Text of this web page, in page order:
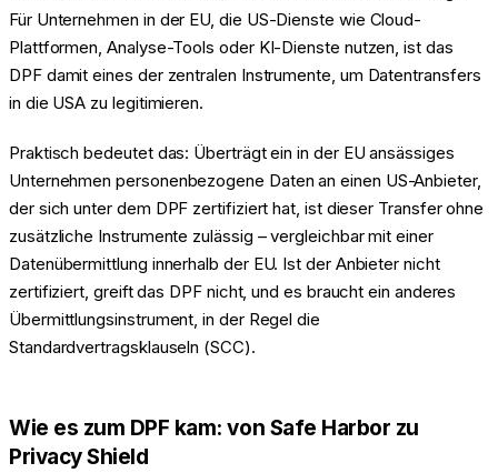
Für Unternehmen in der EU, die US-Dienste wie Cloud-
Plattformen, Analyse-Tools oder KI-Dienste nutzen, ist das
DPF damit eines der zentralen Instrumente, um Datentransfers
in die USA zu legitimieren.
Praktisch bedeutet das: Überträgt ein in der EU ansässiges
Unternehmen personenbezogene Daten an einen US-Anbieter,
der sich unter dem DPF zertifiziert hat, ist dieser Transfer ohne
zusätzliche Instrumente zulässig – vergleichbar mit einer
Datenübermittlung innerhalb der EU. Ist der Anbieter nicht
zertifiziert, greift das DPF nicht, und es braucht ein anderes
Übermittlungsinstrument, in der Regel die
Standardvertragsklauseln (SCC).
Wie es zum DPF kam: von Safe Harbor zu
Privacy Shield